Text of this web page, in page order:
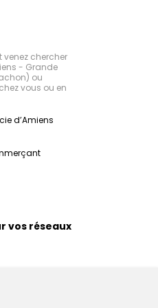
chercher
- Grande
ou
vous ou en
d’Amiens
vos réseaux